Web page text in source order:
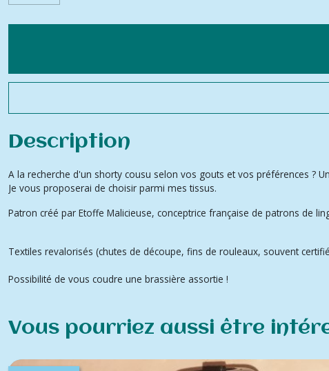
Description
A la recherche d'un shorty cousu selon vos gouts et vos préférences ?
Je vous proposerai de choisir parmi mes tissus.
Patron créé par Etoffe Malicieuse, conceptrice française de patrons de
Textiles revalorisés (chutes de découpe, fins de rouleaux, souvent
Possibilité de vous coudre une brassière assortie !
Vous pourriez aussi être